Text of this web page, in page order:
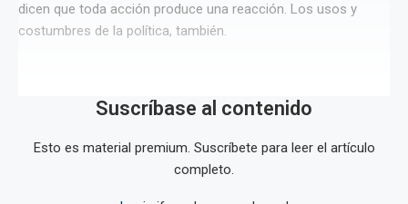
dicen que toda acción produce una reacción. Los usos y
costumbres de la política, también.
Suscríbase al contenido
Esto es material premium. Suscríbete para leer el artículo
completo.